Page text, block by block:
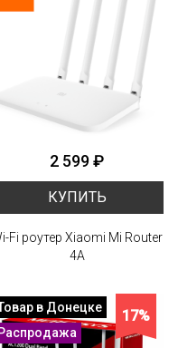
2 599 ₽
КУПИТЬ
Fi роутер Xiaomi Mi Router
4A
17%
в Донецке
Распродажа